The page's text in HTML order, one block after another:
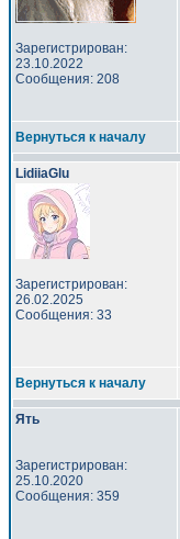
Зарегистрирован:
23.10.2022
Сообщения: 208
Вернуться к началу
LidiiaGlu
Зарегистрирован:
26.02.2025
Сообщения: 33
Вернуться к началу
Ять
Зарегистрирован:
25.10.2020
Сообщения: 359